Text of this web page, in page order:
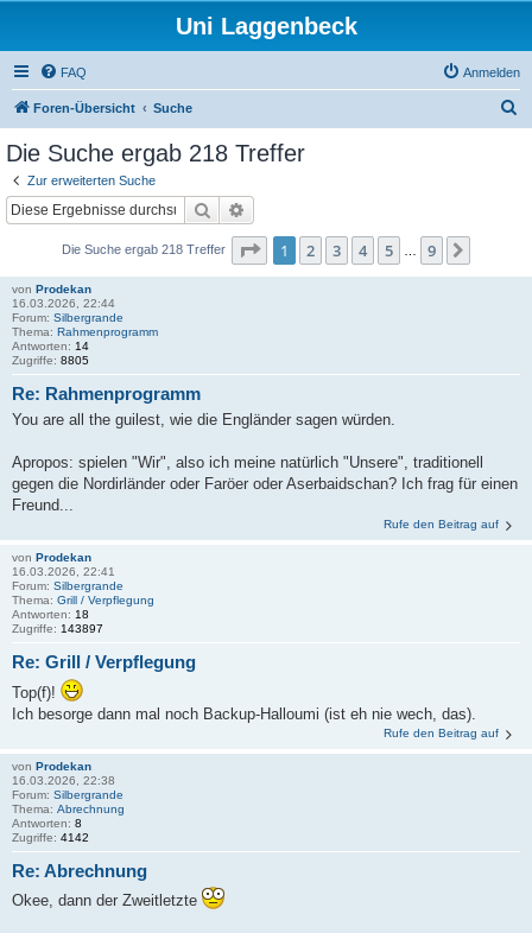
Uni Laggenbeck
FAQ Anmelden
Foren-Übersicht Suche
Die Suche ergab 218 Treffer
Zur erweiterten Suche
Suche
Die Suche ergab 218 Treffer Seite 1von
1 2 3 4 5 9
von Prodekan
16.03.2026, 22:44
Forum: Silbergrande
Thema: Rahmenprogramm
Antworten: 14
Zugriffe: 8805
Re: Rahmenprogramm
You are all the guilest, wie die Engländer sagen würden.
Apropos: spielen "Wir", also ich meine natürlich "Unsere", traditionell
gegen die Nordirländer oder Faröer oder Aserbaidschan? Ich frag für einen
Freund...
Rufe den Beitrag auf
von Prodekan
16.03.2026, 22:41
Forum: Silbergrande
Thema: Grill / Verpflegung
Antworten: 18
Zugriffe: 143897
Re: Grill / Verpflegung
Top(f)!
Ich besorge dann mal noch Backup-Halloumi (ist eh nie wech, das).
Rufe den Beitrag auf
von Prodekan
16.03.2026, 22:38
Forum: Silbergrande
Thema: Abrechnung
Antworten: 8
Zugriffe: 4142
Re: Abrechnung
Okee, dann der Zweitletzte